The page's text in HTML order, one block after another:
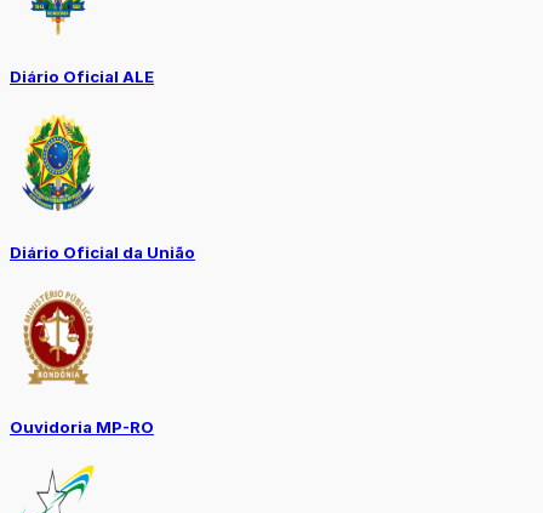
Diário Oficial ALE
Diário Oficial da União
Ouvidoria MP-RO